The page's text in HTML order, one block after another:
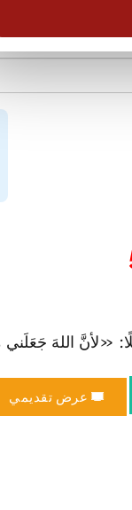
«لأنَّ اللهَ جَعَلَني
عرض تقديمي